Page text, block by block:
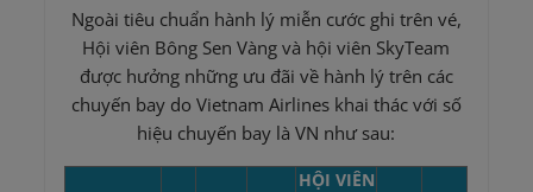
Ngoài tiêu chuẩn hành lý miễn cước ghi trên vé,
Hội viên Bông Sen Vàng và hội viên SkyTeam
được hưởng những ưu đãi về hành lý trên các
chuyến bay do Vietnam Airlines khai thác với số
hiệu chuyến bay là VN như sau:
HỘI VIÊN